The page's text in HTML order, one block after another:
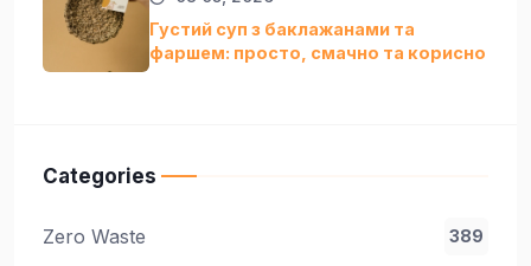
Густий суп з баклажанами та
фаршем: просто, смачно та кориснo
Categories
Zero Waste 389